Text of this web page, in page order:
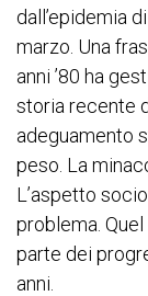
dall’epidemia
marzo. Una
anni ’80 ha
storia recente
adeguamento
peso. La
L’aspetto
problema.
parte dei
anni.